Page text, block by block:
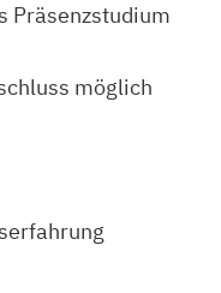
Präsenzstudium
möglich